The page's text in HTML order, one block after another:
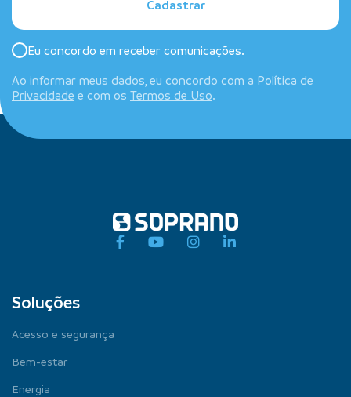
Cadastrar
Eu concordo em receber comunicações.
Ao informar meus dados, eu concordo com a Política de
Privacidade e com os Termos de Uso.
Soluções
Acesso e segurança
Bem-estar
Energia